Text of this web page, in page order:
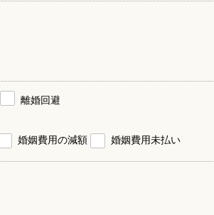
離婚回避
婚姻費用の減額 婚姻費用未払い